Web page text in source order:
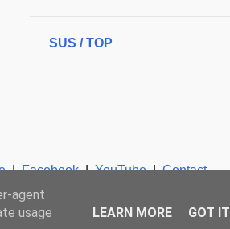
SUS / TOP
|Facebook|YouTube|Contact
agent
usage
LEARN MORE GOT IT